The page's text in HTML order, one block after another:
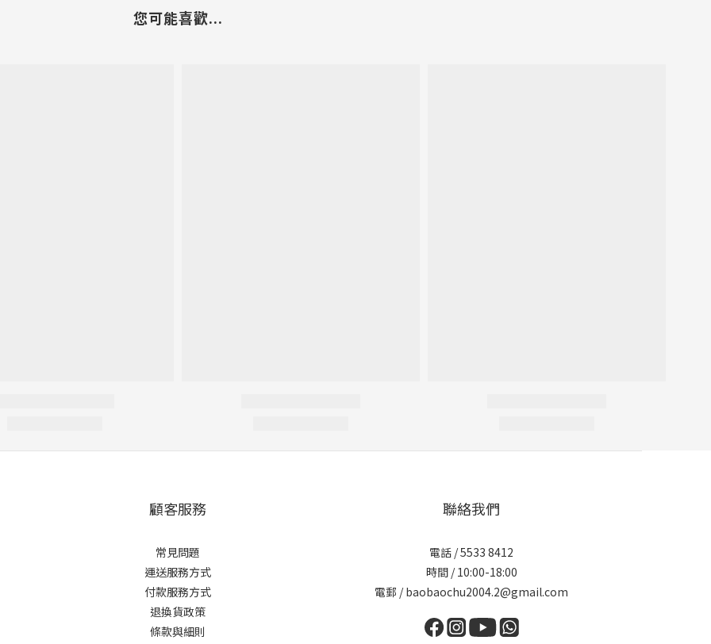
您可能喜歡...
顧客服務
常見問題
運送服務方式
付款服務方式
退換貨政策
條款與細則
聯絡我們
電話 / 5533 8412
時間 / 10:00-18:00
電郵 / baobaochu2004.2@gmail.com